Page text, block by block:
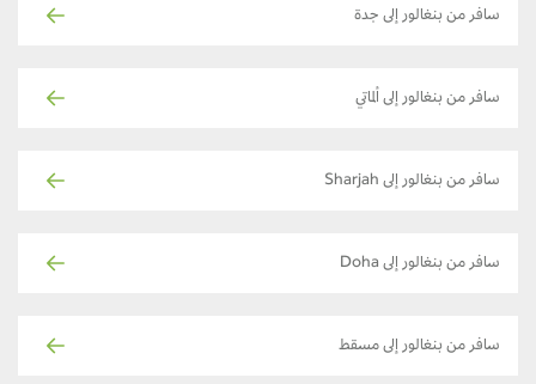
سافر من بنغالور إلى جدة
سافر من بنغالور إلى ألماتي
سافر من بنغالور إلى Sharjah
سافر من بنغالور إلى Doha
سافر من بنغالور إلى مسقط